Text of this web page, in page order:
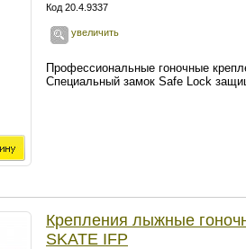
Код 20.4.9337
увеличить
Профессиональные гоночные
Специальный замок Safe Lock
Крепления лыжные
SKATE IFP